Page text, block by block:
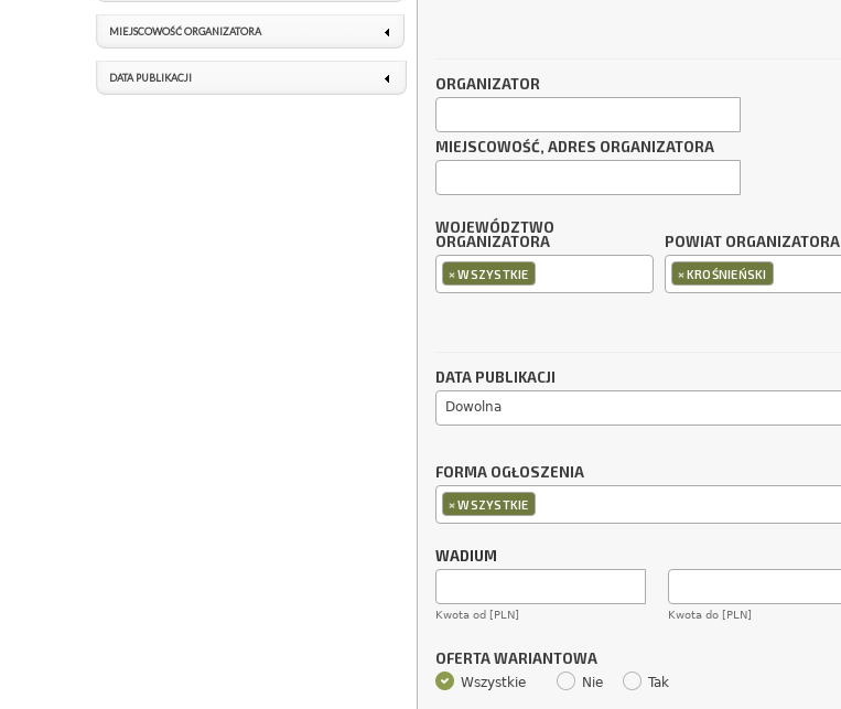
ORGANIZATOR
MIEJSCOWOŚĆ, ADRES ORGANIZATORA
WOJEWÓDZTWO
ORGANIZATORA
×WSZYSTKIE
POWIAT ORGANIZATORA
×KROŚNIEŃSKI
DATA PUBLIKACJI
Dowolna
FORMA OGŁOSZENIA
×WSZYSTKIE
WADIUM
Kwota od [PLN] Kwota do [PLN]
OFERTA WARIANTOWA
Wszystkie Nie Tak
MIEJSCOWOŚĆ ORGANIZATORA
DATA PUBLIKACJI